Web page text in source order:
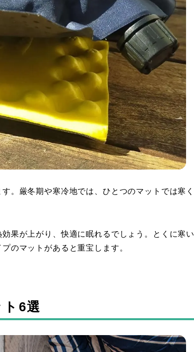
。厳冬期や寒冷地では、ひとつのマットでは寒
果が上がり、快適に眠れるでしょう。とくに寒
のマットがあると重宝します。
6選